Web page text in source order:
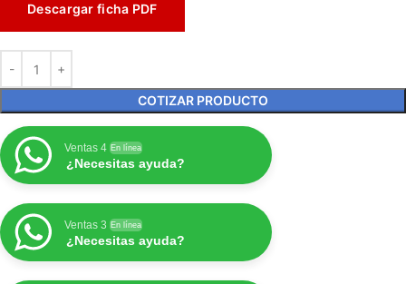
Descargar ficha PDF
COTIZAR PRODUCTO
Ventas 4 En línea
¿Necesitas ayuda?
Ventas 3 En línea
¿Necesitas ayuda?